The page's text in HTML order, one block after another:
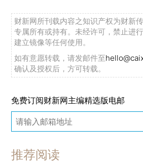
财新网所刊载内容之知识产权为财新
专属所有或持有。未经许可，禁止进
建立镜像等任何使用。
如有意愿转载，请发邮件至
确认及授权后，方可转载。
免费订阅财新网主编精选版电邮
推荐阅读